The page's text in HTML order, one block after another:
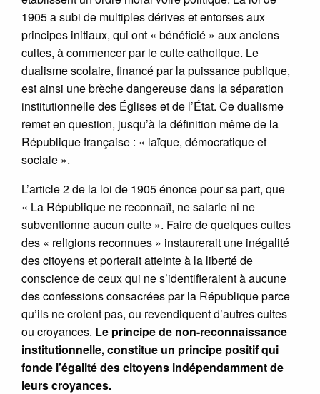
1905 a subi de multiples dérives et entorses aux
principes initiaux, qui ont « bénéficié » aux anciens
cultes, à commencer par le culte catholique. Le
dualisme scolaire, financé par la puissance publique,
est ainsi une brèche dangereuse dans la séparation
institutionnelle des Églises et de l’État. Ce dualisme
remet en question, jusqu’à la définition même de la
République française : « laïque, démocratique et
sociale ».
L’article 2 de la loi de 1905 énonce pour sa part, que
« La République ne reconnaît, ne salarie ni ne
subventionne aucun culte ». Faire de quelques cultes
des « religions reconnues » instaurerait une inégalité
des citoyens et porterait atteinte à la liberté de
conscience de ceux qui ne s’identifieraient à aucune
des confessions consacrées par la République parce
qu’ils ne croient pas, ou revendiquent d’autres cultes
ou croyances. Le principe de non-reconnaissance
institutionnelle, constitue un principe positif qui
fonde l’égalité des citoyens indépendamment de
leurs croyances.